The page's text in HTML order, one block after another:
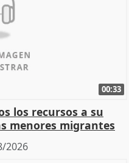
00:33
los recursos a su
menores migrantes
2026